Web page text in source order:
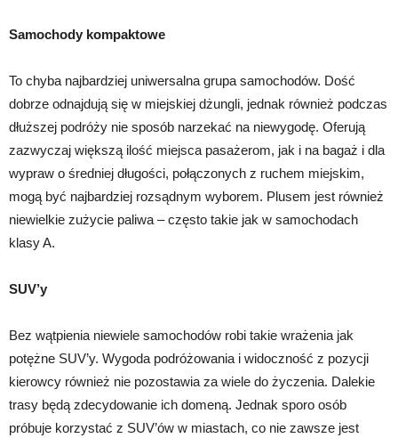
Samochody kompaktowe
To chyba najbardziej uniwersalna grupa samochodów. Dość
dobrze odnajdują się w miejskiej dżungli, jednak również podczas
dłuższej podróży nie sposób narzekać na niewygodę. Oferują
zazwyczaj większą ilość miejsca pasażerom, jak i na bagaż i dla
wypraw o średniej długości, połączonych z ruchem miejskim,
mogą być najbardziej rozsądnym wyborem. Plusem jest również
niewielkie zużycie paliwa – często takie jak w samochodach
klasy A.
SUV’y
Bez wątpienia niewiele samochodów robi takie wrażenia jak
potężne SUV’y. Wygoda podróżowania i widoczność z pozycji
kierowcy również nie pozostawia za wiele do życzenia. Dalekie
trasy będą zdecydowanie ich domeną. Jednak sporo osób
próbuje korzystać z SUV’ów w miastach, co nie zawsze jest